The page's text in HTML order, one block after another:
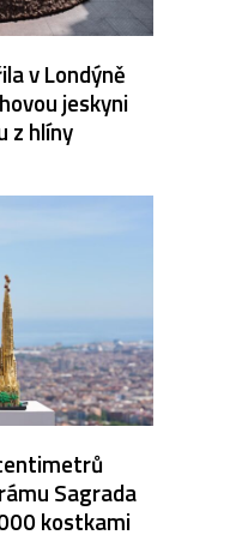
v Londýně
jeskyni
z hlíny
Sagrada
kostkami